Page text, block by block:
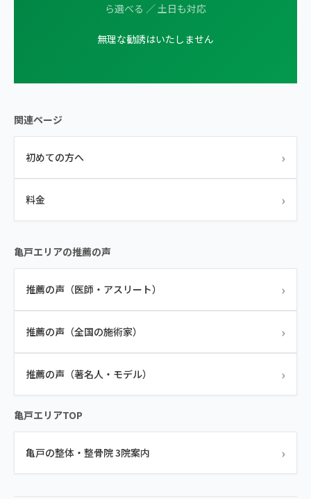
ら選べる ／ 土日も対応
無理な勧誘はいたしません
関連ページ
初めての方へ ›
料金 ›
亀戸エリアの推薦の声
推薦の声（医師・アスリート） ›
推薦の声（全国の施術家） ›
推薦の声（著名人・モデル） ›
亀戸エリアTOP
亀戸の整体・整骨院 3院案内 ›